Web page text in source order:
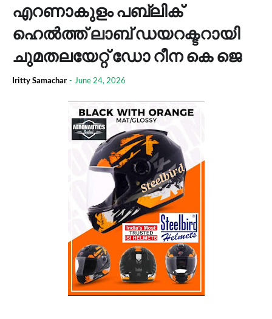
എറണാകുളം പബ്ലിക്
ഹെൽത്ത് ലാബ് ഡയറക്ടറായി
ചുമതലയേറ്റ് ഡോ റീന കെ ജെ
Iritty Samachar - June 24, 2026